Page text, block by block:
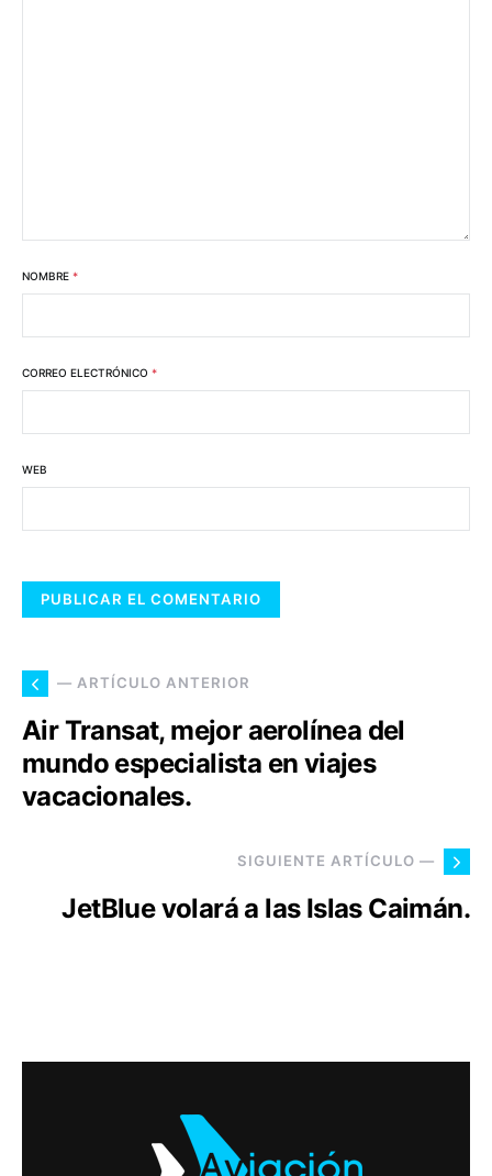
NOMBRE *
CORREO ELECTRÓNICO *
WEB
— ARTÍCULO ANTERIOR
Air Transat, mejor aerolínea del
mundo especialista en viajes
vacacionales.
SIGUIENTE ARTÍCULO —
JetBlue volará a las Islas Caimán.